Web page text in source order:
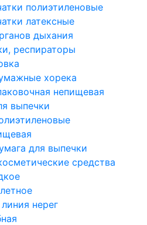
полиэтиленовые
латексные
дыхания
респираторы
хорека
непищевая
выпечки
для выпечки
средства
нерег